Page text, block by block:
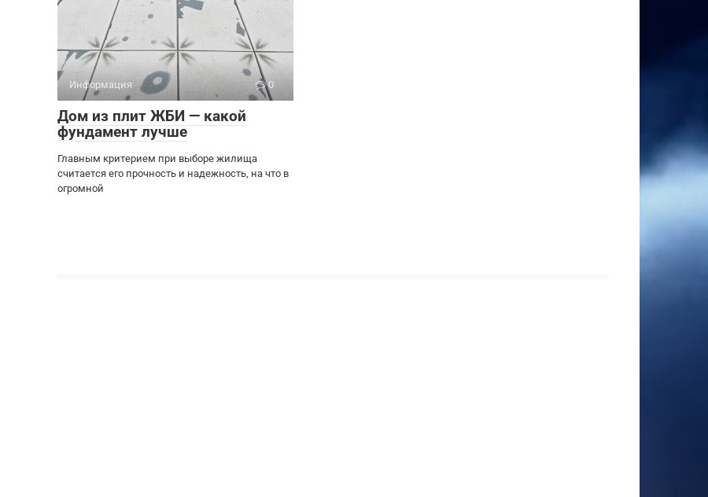
Информация 0
Дом из плит ЖБИ — какой
фундамент лучше
Главным критерием при выборе жилища
считается его прочность и надежность, на что в
огромной